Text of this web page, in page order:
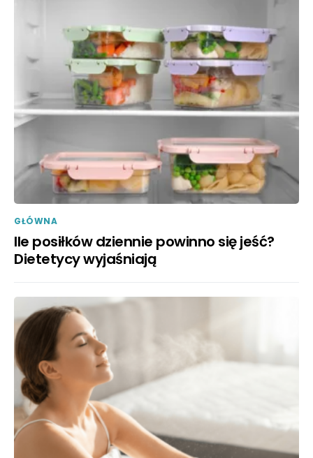
GŁÓWNA
Ile posiłków dziennie powinno się jeść?
Dietetycy wyjaśniają